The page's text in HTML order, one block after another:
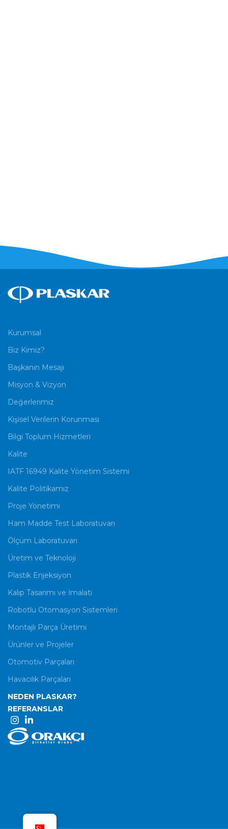
Kurumsal
Biz Kimiz?
Başkanın Mesajı
Misyon & Vizyon
Değerlerimiz
Kişisel Verilerin Korunması
Bilgi Toplum Hizmetleri
Kalite
IATF 16949 Kalite Yönetim Sistemi
Kalite Politikamız
Proje Yönetimi
Ham Madde Test Laboratuvarı
Ölçüm Laboratuvarı
Üretim ve Teknoloji
Plastik Enjeksiyon
Kalıp Tasarımı ve İmalatı
Robotlu Otomasyon Sistemleri
Montajlı Parça Üretimi
Ürünler ve Projeler
Otomotiv Parçaları
Havacılık Parçaları
NEDEN PLASKAR?
REFERANSLAR